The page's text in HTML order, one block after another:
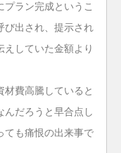
ラン完成というこ
び出され、提示され
えしていた金額より
材費高騰していると
んだろうと早合点し
ても痛恨の出来事で